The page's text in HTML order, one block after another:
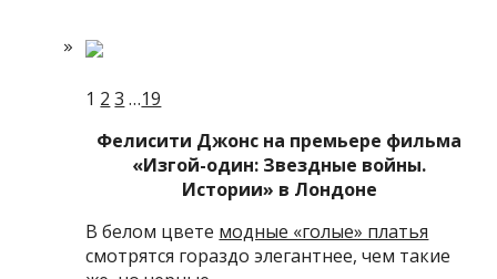
1 2 3 …19
Фелисити Джонс на премьере фильма
«Изгой-один: Звездные войны.
Истории» в Лондоне
В белом цвете модные «голые» платья
смотрятся гораздо элегантнее, чем такие